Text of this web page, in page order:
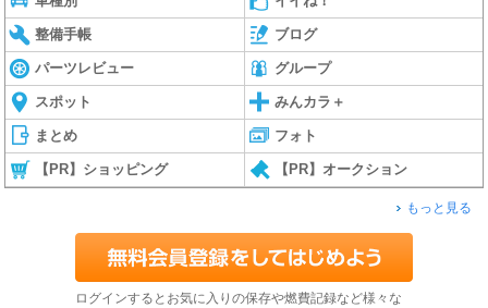
整備手帳 ブログ
パーツレビュー グループ
スポット みんカラ＋
まとめ フォト
【PR】ショッピング 【PR】オークション
もっと見る
ログインするとお気に入りの保存や燃費記録など様々な